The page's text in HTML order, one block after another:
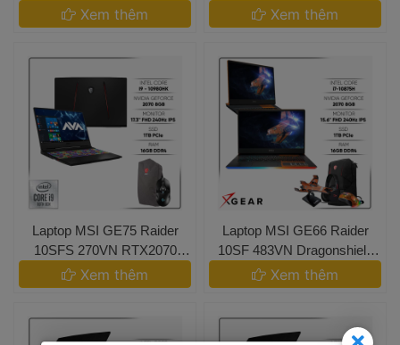
10870H 16GB 1TB
Xem thêm
8GB I7 10875H 32GB
Xem thêm
Laptop MSI GE75 Raider
10SFS 270VN RTX2070
Super 8GB I9 10980HK
Xem thêm
Laptop MSI GE66 Raider
10SF 483VN Dragonshield
Edition RTX2070 8GB I7
10875H
Xem thêm